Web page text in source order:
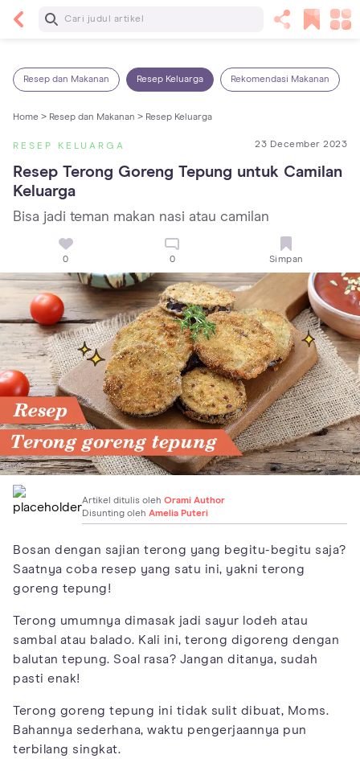
Baca Selanjutnya
Resep dan Makanan Resep Keluarga Rekomendasi Makanan
Home > Resep dan Makanan > Resep Keluarga
RESEP KELUARGA 23 December 2023
Resep Terong Goreng Tepung untuk Camilan
Keluarga
Bisa jadi teman makan nasi atau camilan
0 0 Simpan
Artikel ditulis oleh Orami Author
Disunting oleh Amelia Puteri
Bosan dengan sajian terong yang begitu-begitu saja?
Saatnya coba resep yang satu ini, yakni terong
goreng tepung!
Terong umumnya dimasak jadi sayur lodeh atau
sambal atau balado. Kali ini, terong digoreng dengan
balutan tepung. Soal rasa? Jangan ditanya, sudah
pasti enak!
Terong goreng tepung ini tidak sulit dibuat, Moms.
Bahannya sederhana, waktu pengerjaannya pun
terbilang singkat.